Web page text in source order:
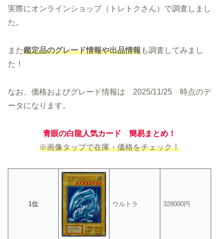
実際にオンラインショップ（トレトクさん）で調査しまし
た。
また鑑定品のグレード情報や出品情報も調査してみまし
た！
なお、価格およびグレード情報は 2025/11/25 時点のデ
ータになります。
青眼の白龍人気カード
簡易まとめ！
※画像タップで在庫・価格をチェック！
1位 ウルトラ 328000円